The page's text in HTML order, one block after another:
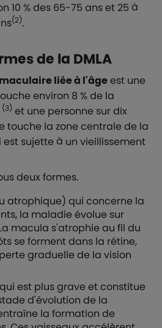
10 % des 65-75 ans et 25 à
(2).
de la DMLA
liée à l'âgeest une
environ 8 % de la
(3) et une personne sur dix
touche la zone centrale de la
est sujette à un vieillissement
deux formes.
atrophique) qui concerne la
la maladie évolue sur
macula s'atrophie au fil du
se forment dans la rétine,
graduelle de la vision
est plus grave et constitue
d'évolution de la
la formation de